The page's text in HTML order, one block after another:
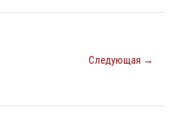
Следующая →